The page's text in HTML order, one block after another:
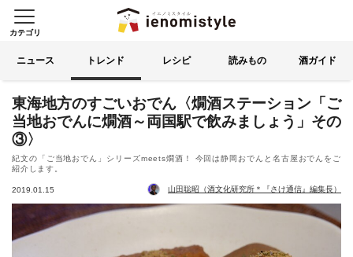
イエノミスタイル 家飲みを楽
カテゴリ
る
ニュース トレンド レシピ 読みもの 酒ガイド
東海地方のすごいおでん〈燗酒ステーション「ご
当地おでんに燗酒～両国駅で飲みましょう」その
③〉
紀文の「ご当地おでん」シリーズmeets燗酒！ 今回は静岡おでんと名古屋おでんをご
紹介します。
2019.01.15 山田聡昭（酒文化研究所＊『さけ通信』編集長）